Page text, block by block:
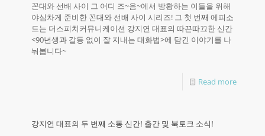
꼰대와 선배 사이 그 어디 즈~음~에서 방황하는 이들을 위해
야심차게 준비한 꼰대와 선배 사이 시리즈! 그 첫 번째 에피소
드는 더스피치커뮤니케이션 강지연 대표의 따끈따끄한 신간
<90년생과 갈등 없이 잘 지내는 대화법>에 담긴 이야기를 나
눠봅니다~
Read more
강지연 대표의 두 번째 소통 신간! 출간 및 북토크 소식!